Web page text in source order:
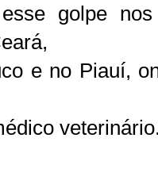
golpe
e no Piauí,